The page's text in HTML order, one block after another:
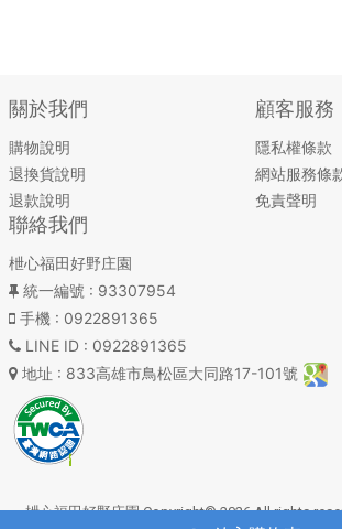
關於我們
購物說明
退換貨說明
退款說明
顧客服務
隱私權條款
網站服務條
免責聲明
聯絡我們
枻心福田好野庄園
統一編號 : 93307954
手機 : 0922891365
LINE ID : 0922891365
地址 : 833高雄市鳥松區大同路17-101號
枻心福田好野庄園 Copyright© 2026 All rights